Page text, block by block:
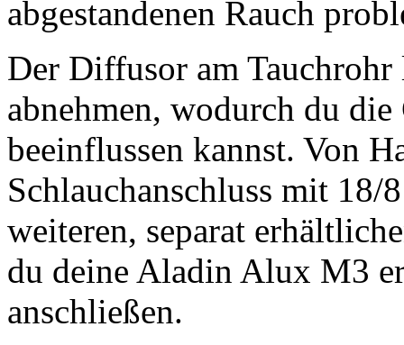
abgestandenen Rauch
Der Diffusor am Tauchrohr
abnehmen, wodurch du
beeinflussen kannst. Von
Schlauchanschluss mit
weiteren, separat
du deine Aladin Alux M3
anschließen.